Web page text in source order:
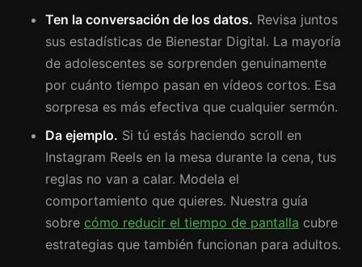
Ten la conversación de los datos. Revisa juntos
sus estadísticas de Bienestar Digital. La mayoría
de adolescentes se sorprenden genuinamente
por cuánto tiempo pasan en vídeos cortos. Esa
sorpresa es más efectiva que cualquier sermón.
Da ejemplo. Si tú estás haciendo scroll en
Instagram Reels en la mesa durante la cena, tus
reglas no van a calar. Modela el
comportamiento que quieres. Nuestra guía
sobre cómo reducir el tiempo de pantalla cubre
estrategias que también funcionan para adultos.